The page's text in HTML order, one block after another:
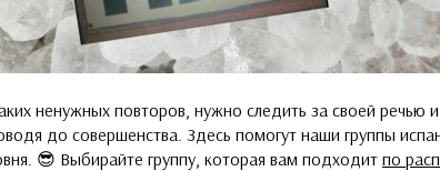
ненужных повторов, нужно следить за своей речью и
до совершенства. Здесь помогут наши группы
😎 Выбирайте группу, которая вам подходит по